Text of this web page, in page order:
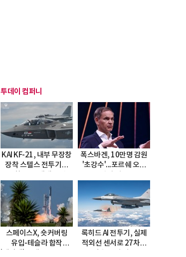
투데이 컴퍼니
KAI KF-21, 내부 무장창
장착 스텔스 전투기로
폭스바겐, 10만명 감원
'초강수'...포르쉐 오너
스페이스X, 숏커버링
유입-테슬라 합작
록히드 AI 전투기, 실제
적외선 센서로 27차례